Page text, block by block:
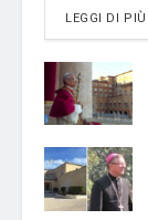
LEGGI DI PIÙ